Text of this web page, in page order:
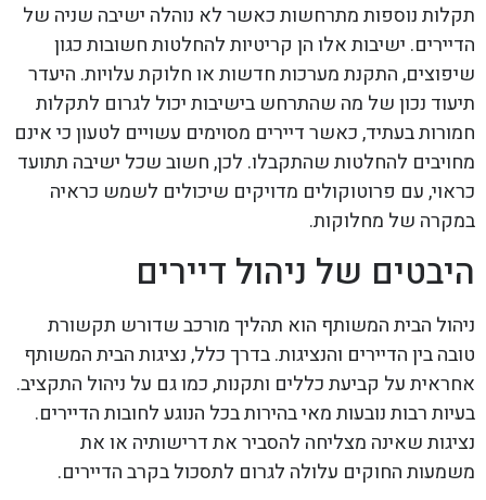
תקלות נוספות מתרחשות כאשר לא נוהלה ישיבה שניה של
הדיירים. ישיבות אלו הן קריטיות להחלטות חשובות כגון
שיפוצים, התקנת מערכות חדשות או חלוקת עלויות. היעדר
תיעוד נכון של מה שהתרחש בישיבות יכול לגרום לתקלות
חמורות בעתיד, כאשר דיירים מסוימים עשויים לטעון כי אינם
מחויבים להחלטות שהתקבלו. לכן, חשוב שכל ישיבה תתועד
כראוי, עם פרוטוקולים מדויקים שיכולים לשמש כראיה
במקרה של מחלוקות.
היבטים של ניהול דיירים
ניהול הבית המשותף הוא תהליך מורכב שדורש תקשורת
טובה בין הדיירים והנציגות. בדרך כלל, נציגות הבית המשותף
אחראית על קביעת כללים ותקנות, כמו גם על ניהול התקציב.
בעיות רבות נובעות מאי בהירות בכל הנוגע לחובות הדיירים.
נציגות שאינה מצליחה להסביר את דרישותיה או את
משמעות החוקים עלולה לגרום לתסכול בקרב הדיירים.